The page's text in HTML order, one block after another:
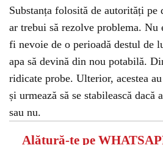
Substanța folosită de autorități pe
ar trebui să rezolve problema. Nu
fi nevoie de o perioadă destul de
apa să devină din nou potabilă.
ridicate probe. Ulterior, acestea
și urmează să se stabilească dacă
sau nu.
Alătură-te pe